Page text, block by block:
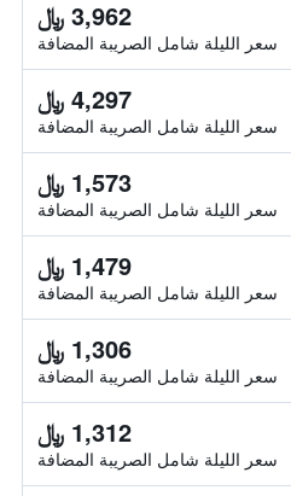
3,962 ﷼
سعر الليلة شامل الصريبة المضافة
4,297 ﷼
سعر الليلة شامل الصريبة المضافة
1,573 ﷼
سعر الليلة شامل الصريبة المضافة
1,479 ﷼
سعر الليلة شامل الصريبة المضافة
1,306 ﷼
سعر الليلة شامل الصريبة المضافة
1,312 ﷼
سعر الليلة شامل الصريبة المضافة